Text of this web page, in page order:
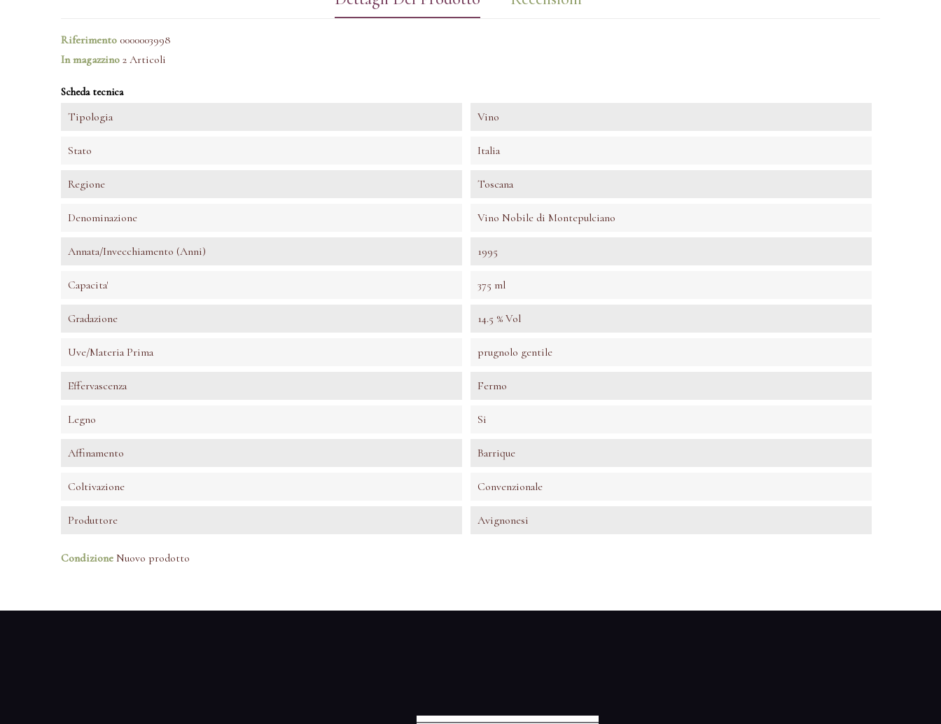
Riferimento 0000003998
In magazzino 2 Articoli
Scheda tecnica
Tipologia Vino
Stato Italia
Regione Toscana
Denominazione Vino Nobile di Montepulciano
Annata/invecchiamento (anni) 1995
Capacita' 375 ml
Gradazione 14.5 % Vol
Uve/Materia Prima prugnolo gentile
Effervascenza Fermo
Legno Si
Affinamento Barrique
Coltivazione Convenzionale
Produttore Avignonesi
Condizione Nuovo prodotto